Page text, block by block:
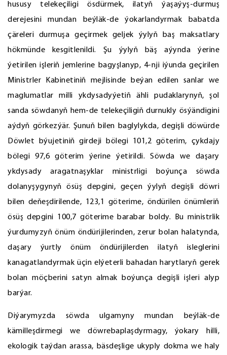
hususy telekeçiligi ösdürmek, ilatyň ýaşaýyş-durmuş
derejesini mundan beýläk-de ýokarlandyrmak babatda
çäreleri durmuşa geçirmek geljek ýylyň baş maksatlary
hökmünde kesgitlenildi. Şu ýylyň bäş aýynda ýerine
ýetirilen işleriň jemlerine bagyşlanyp, 4-nji iýunda geçirilen
Ministrler Kabinetiniň mejlisinde beýan edilen sanlar we
maglumatlar milli ykdysadyýetiň ähli pudaklarynyň, şol
sanda söwdanyň hem-de telekeçiligiň durnukly ösýändigini
aýdyň görkezýär. Şunuň bilen baglylykda, degişli döwürde
Döwlet býujetiniň girdeji bölegi 101,2 göterim, çykdajy
bölegi 97,6 göterim ýerine ýetirildi. Söwda we daşary
ykdysady aragatnaşyklar ministrligi boýunça söwda
dolanyşygynyň ösüş depgini, geçen ýylyň degişli döwri
bilen deňeşdirilende, 123,1 göterime, öndürilen önümleriň
ösüş depgini 100,7 göterime barabar boldy. Bu ministrlik
ýurdumyzyň önüm öndürijilerinden, zerur bolan halatynda,
daşary ýurtly önüm öndürijilerden ilatyň isleglerini
kanagatlandyrmak üçin elýeterli bahadan harytlaryň gerek
bolan möçberini satyn almak boýunça degişli işleri alyp
barýar.
Diýarymyzda söwda ulgamyny mundan beýläk-de
kämilleşdirmegi we döwrebaplaşdyrmagy, ýokary hilli,
ekologik taýdan arassa, bäsdeşlige ukyply dokma we haly